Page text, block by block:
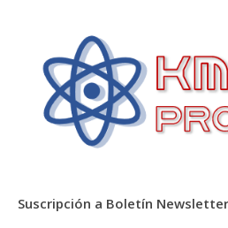
Suscripción a Boletín Newsletter